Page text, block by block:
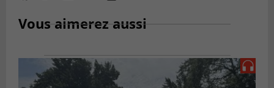
Vous aimerez aussi